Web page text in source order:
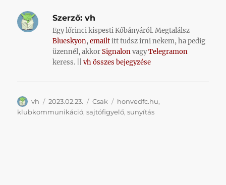
Szerző: vh
Egy lőrinci kispesti Kőbányáról. Megtalálsz
Blueskyon,emailtitt tudsz írni nekem, ha pedig
üzennél, akkorSignalonvagyTelegramon
keress. ||vh összes bejegyzése
Szerző
vh Közzétéve
2023.02.23. Kategória
Csak Címke
honvedfc.hu,
klubkommunikáció,sajtófigyelő,sunyítás